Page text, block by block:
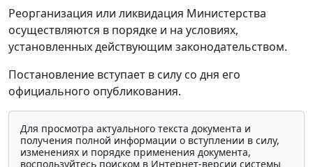
Реорганизация или ликвидация Министерства
осуществляются в порядке и на условиях,
установленных действующим законодательством.
Постановление вступает в силу со дня его
официального опубликования.
Для просмотра актуального текста документа и
получения полной информации о вступлении в силу,
изменениях и порядке применения документа,
воспользуйтесь поиском в Интернет-версии системы